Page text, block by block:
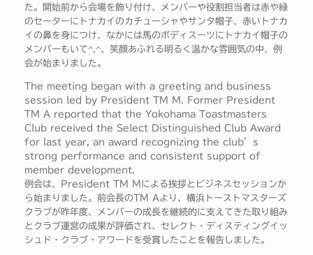
た。開始前から会場を飾り付け、メンバーや役割担当者は赤や緑
のセーターにトナカイのカチューシャやサンタ帽子、赤いトナカ
イの鼻を身につけ、なかには馬のボディスーツにトナカイ帽子の
メンバーもいて^.^、笑顔あふれる明るく温かな雰囲気の中、例
会が始まりました。
The meeting began with a greeting and business
session led by President TM M. Former President
TM A reported that the Yokohama Toastmasters
Club received the Select Distinguished Club Award
for last year, an award recognizing the club’s
strong performance and consistent support of
member development.
例会は、President TM Mによる挨拶とビジネスセッションか
ら始まりました。前会長のTM Aより、横浜トーストマスターズ
クラブが昨年度、メンバーの成長を継続的に支えてきた取り組み
とクラブ運営の成果が評価され、セレクト・ディスティングイッ
シュド・クラブ・アワードを受賞したことを報告しました。